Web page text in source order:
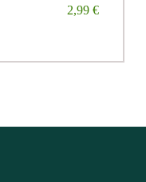
€
2,99